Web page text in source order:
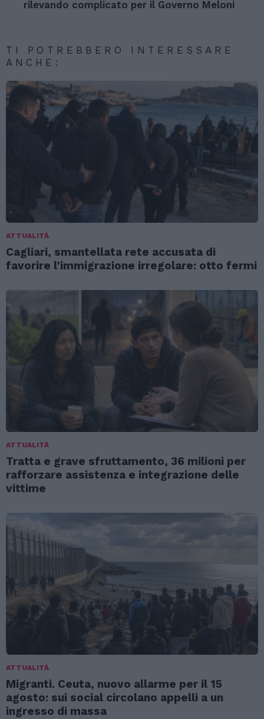
rilevando complicato per il Governo Meloni
TI POTREBBERO INTERESSARE
ANCHE:
ATTUALITÀ
Cagliari, smantellata rete accusata di
favorire l’immigrazione irregolare: otto fermi
ATTUALITÀ
Tratta e grave sfruttamento, 36 milioni per
rafforzare assistenza e integrazione delle
vittime
ATTUALITÀ
Migranti. Ceuta, nuovo allarme per il 15
agosto: sui social circolano appelli a un
ingresso di massa